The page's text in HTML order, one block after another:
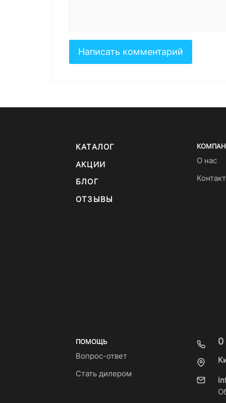
КАТАЛОГ
АКЦИИ
БЛОГ
ОТЗЫВЫ
О нас
ПОМОЩЬ
Вопрос-ответ
Стать дилером
0